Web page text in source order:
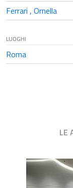
Ferrari , Ornella
LUOGHI
Roma
LE